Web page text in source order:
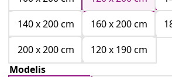
140 x 200 cm
160 x 200 cm
200 x 200 cm
120 x 190 cm
Modelis